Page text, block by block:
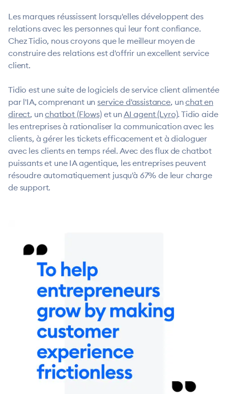
Les marques réussissent lorsqu'elles développent des
relations avec les personnes qui leur font confiance.
Chez Tidio, nous croyons que le meilleur moyen de
construire des relations est d'offrir un excellent service
client.
Tidio est une suite de logiciels de service client alimentée
par l'IA, comprenant unservice d'assistance, unchat en
direct, unchatbot (Flows)et unAI agent (Lyro). Tidio aide
les entreprises à rationaliser la communication avec les
clients, à gérer les tickets efficacement et à dialoguer
avec les clients en temps réel. Avec des flux de chatbot
puissants et une IA agentique, les entreprises peuvent
résoudre automatiquement jusqu'à 67% de leur charge
de support.